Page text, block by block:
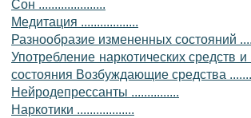
Сон .....................
Медитация ..................
Разнообразие измененных состояний
Употребление наркотических средств и
состояния Возбуждающие средства
Нейродепрессанты ...............
Наркотики ..................